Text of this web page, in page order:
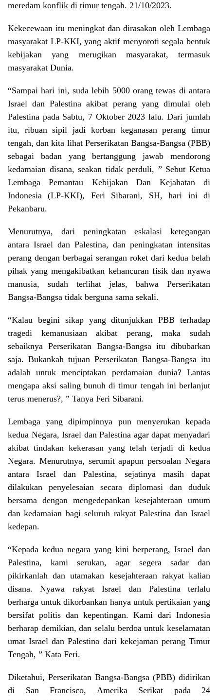
meredam konflik di timur tengah. 21/10/2023.
Kekecewaan itu meningkat dan dirasakan oleh Lembaga
masyarakat LP-KKI, yang aktif menyoroti segala bentuk
kebijakan yang merugikan masyarakat, termasuk
masyarakat Dunia.
“Sampai hari ini, suda lebih 5000 orang tewas di antara
Israel dan Palestina akibat perang yang dimulai oleh
Palestina pada Sabtu, 7 Oktober 2023 lalu. Dari jumlah
itu, ribuan sipil jadi korban keganasan perang timur
tengah, dan kita lihat Perserikatan Bangsa-Bangsa (PBB)
sebagai badan yang bertanggung jawab mendorong
kedamaian disana, seakan tidak perduli, ” Sebut Ketua
Lembaga Pemantau Kebijakan Dan Kejahatan di
Indonesia (LP-KKI), Feri Sibarani, SH, hari ini di
Pekanbaru.
Menurutnya, dari peningkatan eskalasi ketegangan
antara Israel dan Palestina, dan peningkatan intensitas
perang dengan berbagai serangan roket dari kedua belah
pihak yang mengakibatkan kehancuran fisik dan nyawa
manusia, sudah terlihat jelas, bahwa Perserikatan
Bangsa-Bangsa tidak berguna sama sekali.
“Kalau begini sikap yang ditunjukkan PBB terhadap
tragedi kemanusiaan akibat perang, maka sudah
sebaiknya Perserikatan Bangsa-Bangsa itu dibubarkan
saja. Bukankah tujuan Perserikatan Bangsa-Bangsa itu
adalah untuk menciptakan perdamaian dunia? Lantas
mengapa aksi saling bunuh di timur tengah ini berlanjut
terus menerus?, ” Tanya Feri Sibarani.
Lembaga yang dipimpinnya pun menyerukan kepada
kedua Negara, Israel dan Palestina agar dapat menyadari
akibat tindakan kekerasan yang telah terjadi di kedua
Negara. Menurutnya, serumit apapun persoalan Negara
antara Israel dan Palestina, sejatinya masih dapat
dilakukan penyelesaian secara diplomasi dan duduk
bersama dengan mengedepankan kesejahteraan umum
dan kedamaian bagi seluruh rakyat Palestina dan Israel
kedepan.
“Kepada kedua negara yang kini berperang, Israel dan
Palestina, kami serukan, agar segera sadar dan
pikirkanlah dan utamakan kesejahteraan rakyat kalian
disana. Nyawa rakyat Israel dan Palestina terlalu
berharga untuk dikorbankan hanya untuk pertikaian yang
bersifat politis dan kepentingan. Kami dari Indonesia
berharap demikian, dan selalu berdoa untuk keselamatan
umat Israel dan Palestina dari kekejaman perang Timur
Tengah, ” Kata Feri.
Diketahui, Perserikatan Bangsa-Bangsa (PBB) didirikan
di San Francisco, Amerika Serikat pada 24